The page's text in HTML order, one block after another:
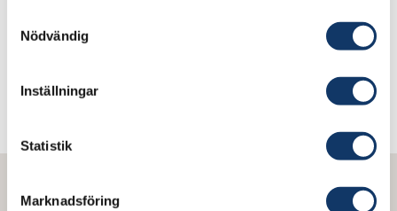
Nödvändig
Inställningar
Statistik
Marknadsföring
patterns?
Sweden can be identified?